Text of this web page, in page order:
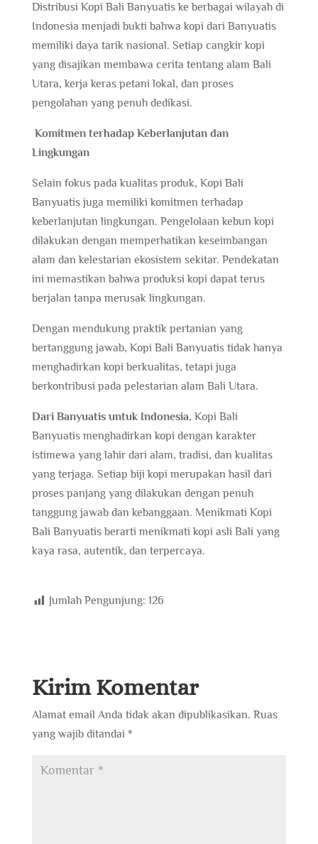
Distribusi Kopi Bali Banyuatis ke berbagai wilayah di
Indonesia menjadi bukti bahwa kopi dari Banyuatis
memiliki daya tarik nasional. Setiap cangkir kopi
yang disajikan membawa cerita tentang alam Bali
Utara, kerja keras petani lokal, dan proses
pengolahan yang penuh dedikasi.
Komitmen terhadap Keberlanjutan dan
Lingkungan
Selain fokus pada kualitas produk, Kopi Bali
Banyuatis juga memiliki komitmen terhadap
keberlanjutan lingkungan. Pengelolaan kebun kopi
dilakukan dengan memperhatikan keseimbangan
alam dan kelestarian ekosistem sekitar. Pendekatan
ini memastikan bahwa produksi kopi dapat terus
berjalan tanpa merusak lingkungan.
Dengan mendukung praktik pertanian yang
bertanggung jawab, Kopi Bali Banyuatis tidak hanya
menghadirkan kopi berkualitas, tetapi juga
berkontribusi pada pelestarian alam Bali Utara.
Dari Banyuatis untuk Indonesia, Kopi Bali
Banyuatis menghadirkan kopi dengan karakter
istimewa yang lahir dari alam, tradisi, dan kualitas
yang terjaga. Setiap biji kopi merupakan hasil dari
proses panjang yang dilakukan dengan penuh
tanggung jawab dan kebanggaan. Menikmati Kopi
Bali Banyuatis berarti menikmati kopi asli Bali yang
kaya rasa, autentik, dan terpercaya.
Jumlah Pengunjung: 126
Kirim Komentar
Alamat email Anda tidak akan dipublikasikan. Ruas
yang wajib ditandai *